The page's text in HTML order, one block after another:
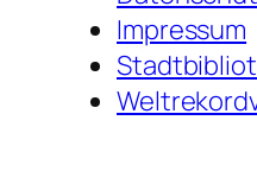
Impressum